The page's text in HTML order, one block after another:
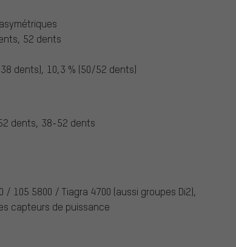
52 dents
dents), 10,3 % (50/52 dents)
dents, 38-52 dents
105 5800 / Tiagra 4700 (aussi groupes Di2),
capteurs de puissance